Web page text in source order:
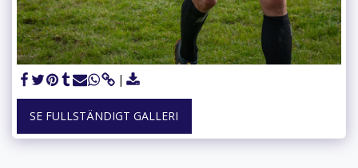
SE FULLSTÄNDIGT GALLERI